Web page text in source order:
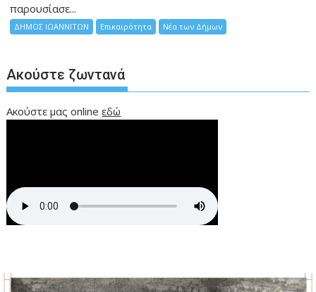
παρουσίασε...
ΔΗΜΟΣ ΙΩΑΝΝΙΤΩΝ Επικαιρότητα Νέα των Δήμων
Ακούστε ζωντανά
Ακούστε μας onlineεδώ